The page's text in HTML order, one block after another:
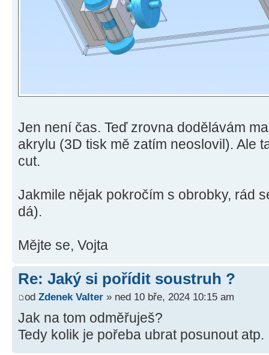
Jen není čas. Teď zrovna dodělávám
akrylu (3D tisk mě zatím neoslovil). Ale
cut.
Jakmile nějak pokročím s obrobky, rád
dá).
Mějte se, Vojta
Re: Jaký si pořídit soustruh ?
od Zdenek Valter » ned 10 bře, 2024 10:15 am
Jak na tom odměřuješ?
Tedy kolik je pořeba ubrat posunout atp.